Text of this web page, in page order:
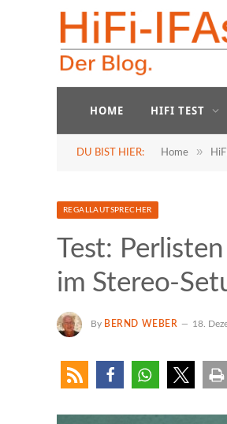
HOME HIFI TEST
DU BIST HIER: Home »
REGALLAUTSPRECHER
Test:
im Stereo-
By BERND WEBER 18.